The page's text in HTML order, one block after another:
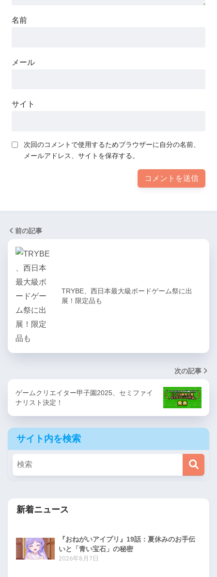
名前
メール
サイト
次回のコメントで使用するためブラウザーに自分の名前、
メールアドレス、サイトを保存する。
前の記事
TRYBE、西日本最大級ボードゲーム祭に出
展！限定品も
次の記事
ゲームクリエイター甲子園2025、セミファイ
ナリスト決定！
サイト内を検索
新着ニュース
『おねがいアイプリ』19話：夏休みのお手伝
いと「青い宝石」の秘密
2026年8月7日